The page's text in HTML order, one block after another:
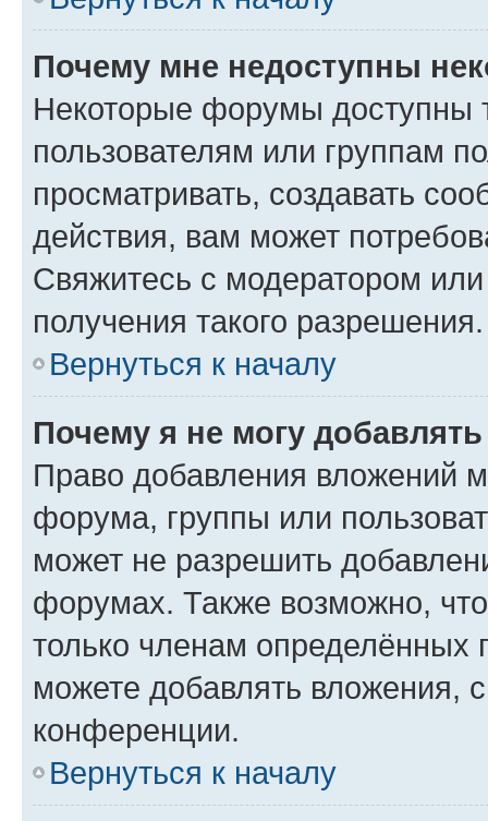
Почему мне недоступны
Некоторые форумы доступны
пользователям или группам
просматривать, создавать
действия, вам может
Свяжитесь с модератором
получения такого разрешения.
Вернуться к началу
Почему я не могу
Право добавления вложений
форума, группы или
может не разрешить
форумах. Также возможно,
только членам определённых
можете добавлять вложения,
конференции.
Вернуться к началу